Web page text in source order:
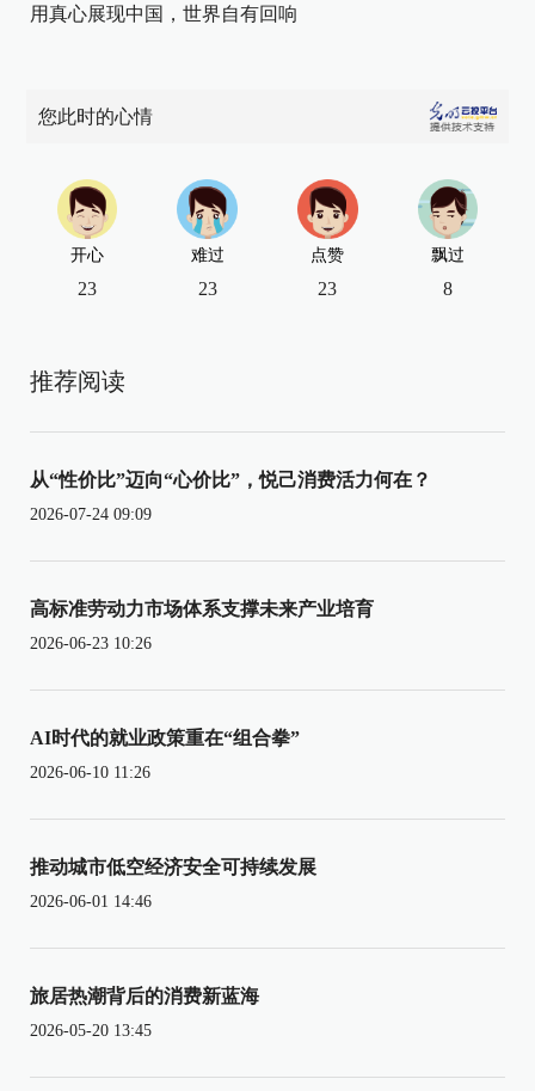
用真心展现中国，世界自有回响
您此时的心情
开心
23
难过
23
点赞
23
飘过
8
推荐阅读
从“性价比”迈向“心价比”，悦己消费活力何在？
2026-07-24 09:09
高标准劳动力市场体系支撑未来产业培育
2026-06-23 10:26
AI时代的就业政策重在“组合拳”
2026-06-10 11:26
推动城市低空经济安全可持续发展
2026-06-01 14:46
旅居热潮背后的消费新蓝海
2026-05-20 13:45